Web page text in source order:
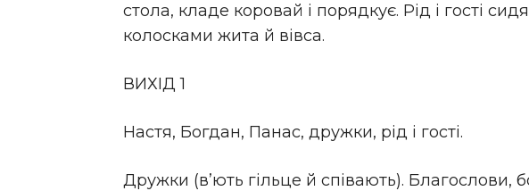
стола, кладе коровай і порядкує. Рід і гості
колосками жита й вівса.
ВИХІД 1
Настя, Богдан, Панас, дружки, рід і гості.
Дружки (в’ють гільце й співають). Благослови,